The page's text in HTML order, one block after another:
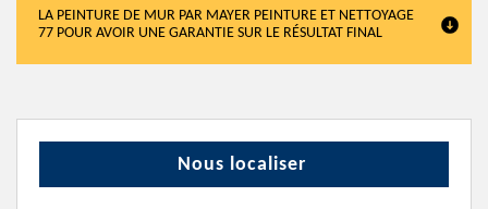
LA PEINTURE DE MUR PAR MAYER PEINTURE ET NETTOYAGE
77 POUR AVOIR UNE GARANTIE SUR LE RÉSULTAT FINAL
Nous localiser